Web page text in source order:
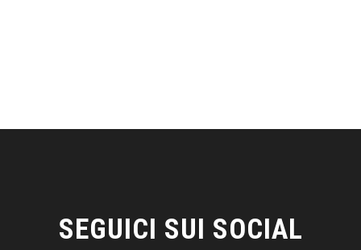
SEGUICI SUI SOCIAL